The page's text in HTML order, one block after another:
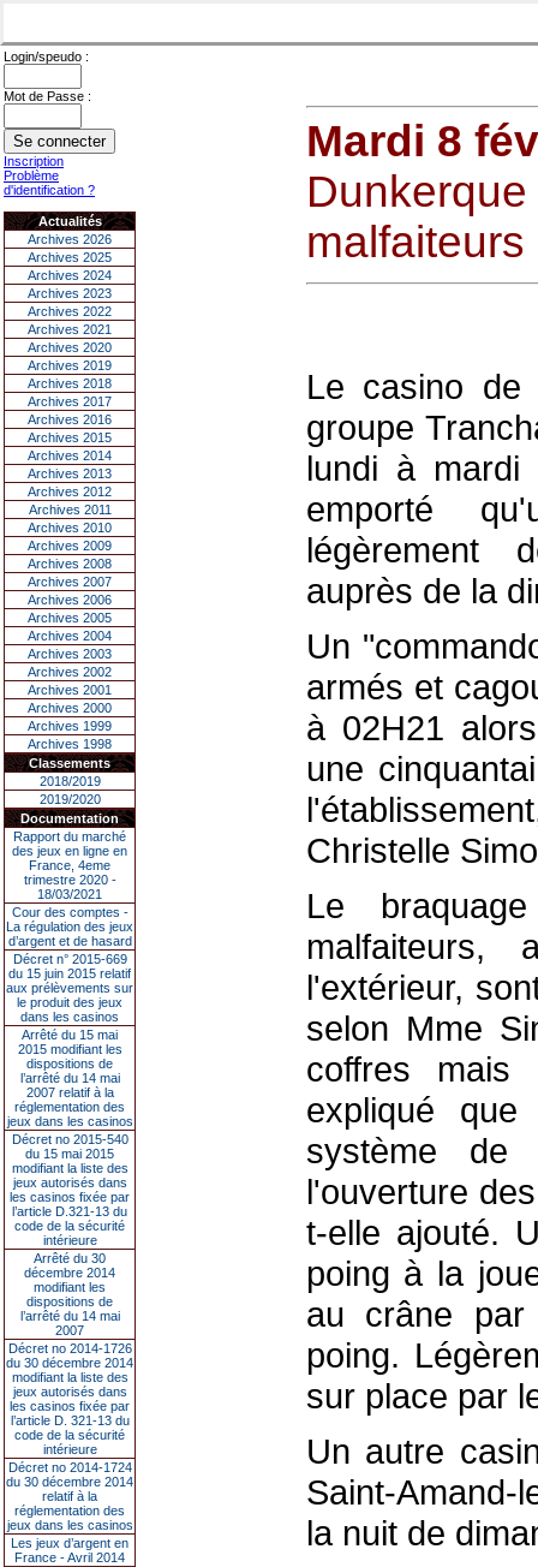
Login/speudo :
Mot de Passe :
Inscription
Problème
d'identification ?
Actualités
Archives 2026
Archives 2025
Archives 2024
Archives 2023
Archives 2022
Archives 2021
Archives 2020
Archives 2019
Archives 2018
Archives 2017
Archives 2016
Archives 2015
Archives 2014
Archives 2013
Archives 2012
Archives 2011
Archives 2010
Archives 2009
Archives 2008
Archives 2007
Archives 2006
Archives 2005
Archives 2004
Archives 2003
Archives 2002
Archives 2001
Archives 2000
Archives 1999
Archives 1998
Classements
2018/2019
2019/2020
Documentation
Rapport du marché
des jeux en ligne en
France, 4eme
trimestre 2020 -
18/03/2021
Cour des comptes -
La régulation des jeux
d’argent et de hasard
Décret n° 2015-669
du 15 juin 2015 relatif
aux prélèvements sur
le produit des jeux
dans les casinos
Arrêté du 15 mai
2015 modifiant les
dispositions de
l’arrêté du 14 mai
2007 relatif à la
réglementation des
jeux dans les casinos
Décret no 2015-540
du 15 mai 2015
modifiant la liste des
jeux autorisés dans
les casinos fixée par
l’article D.321-13 du
code de la sécurité
intérieure
Arrêté du 30
décembre 2014
modifiant les
dispositions de
l’arrêté du 14 mai
2007
Décret no 2014-1726
du 30 décembre 2014
modifiant la liste des
jeux autorisés dans
les casinos fixée par
l’article D. 321-13 du
code de la sécurité
intérieure
Décret no 2014-1724
du 30 décembre 2014
relatif à la
réglementation des
jeux dans les casinos
Les jeux d’argent en
France - Avril 2014
Mardi 8
malfaiteurs
Le casino de
groupe
lundi à mardi
emporté
légèrement
auprès de la
Un
armés et
à 02H21
une
Christelle
Le
malfaiteurs,
l'extérieur,
selon Mme
coffres
expliqué
système de
l'ouverture
t-elle ajouté.
poing à la
au crâne
poing.
sur place par
Un autre
Saint-Amand-
la nuit de